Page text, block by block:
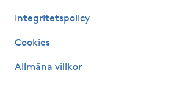
Klippning & Slingor
Integritetspolicy
Cookies
Allmäna villkor